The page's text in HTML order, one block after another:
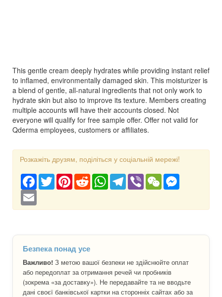
This gentle cream deeply hydrates while providing instant relief
to inflamed, environmentally damaged skin. This moisturizer is
a blend of gentle, all-natural ingredients that not only work to
hydrate skin but also to improve its texture. Members creating
multiple accounts will have their accounts closed. Not
everyone will qualify for free sample offer. Offer not valid for
Qderma employees, customers or affiliates.
Розкажіть друзям, поділіться у соціальній мережі!
Facebook
TwitterPinterestRedditWhatsAppTelegram
Viber WeChat
Безпека понад усе
Важливо! З метою вашої безпеки не здійснюйте оплат
або передоплат за отримання речей чи пробників
(зокрема «за доставку»). Не передавайте та не вводьте
дані своєї банківської картки на сторонніх сайтах або за